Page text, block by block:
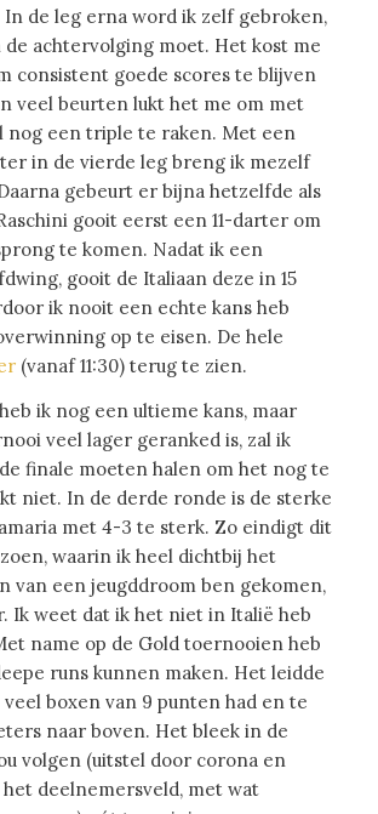
de leg erna word ik zelf gebroken,
achtervolging moet. Het kost me
consistent goede scores te blijven
veel beurten lukt het me om met
nog een triple te raken. Met een
in de vierde leg breng ik mezelf
gebeurt er bijna hetzelfde als
gooit eerst een 11-darter om
te komen. Nadat ik een
gooit de Italiaan deze in 15
ik nooit een echte kans heb
op te eisen. De hele
(vanaf 11:30) terug te zien.
ik nog een ultieme kans, maar
veel lager geranked is, zal ik
finale moeten halen om het nog te
niet. In de derde ronde is de sterke
met 4-3 te sterk. Zo eindigt dit
waarin ik heel dichtbij het
van een jeugddroom ben gekomen,
Ik weet dat ik het niet in Italië heb
name op de Gold toernooien heb
runs kunnen maken. Het leidde
boxen van 9 punten had en te
naar boven. Het bleek in de
volgen (uitstel door corona en
deelnemersveld, met wat